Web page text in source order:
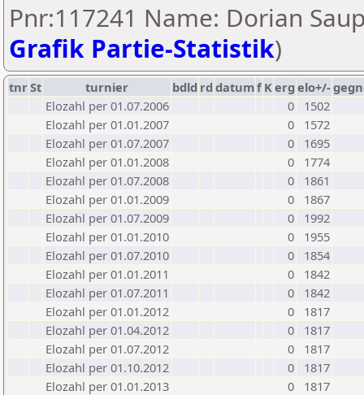
Pnr:117241 Name: Dorian
Grafik Partie-Statistik)
tnrSt turnier bdld rd datumf Kerg elo+/-
Elozahl per 01.07.2006
0
1502
Elozahl per 01.01.2007
0
1572
Elozahl per 01.07.2007
0
1695
Elozahl per 01.01.2008
0
1774
Elozahl per 01.07.2008
0
1861
Elozahl per 01.01.2009
0
1867
Elozahl per 01.07.2009
0
1992
Elozahl per 01.01.2010
0
1955
Elozahl per 01.07.2010
0
1854
Elozahl per 01.01.2011
0
1842
Elozahl per 01.07.2011
0
1842
Elozahl per 01.01.2012
0
1817
Elozahl per 01.04.2012
0
1817
Elozahl per 01.07.2012
0
1817
Elozahl per 01.10.2012
0
1817
Elozahl per 01.01.2013
0
1817